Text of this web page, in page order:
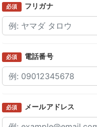
必須 フリガナ
必須 電話番号
必須 メールアドレス